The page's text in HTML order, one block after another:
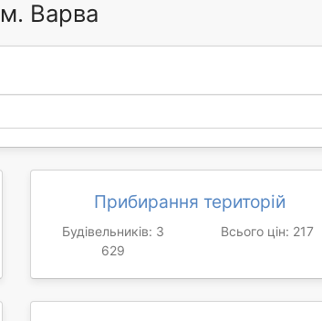
Варва
Прибирання територій
Будівельників: 3
629
Всього цін: 217